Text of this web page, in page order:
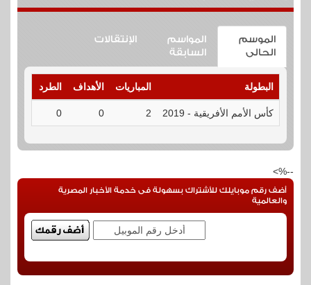
الموسم
الحالى
المواسم
السابقة
الإنتقالات
البطولة المباريات الأهداف الطرد
كأس الأمم الأفريقية - 2019 2
0
0
--%>
أضف رقم موبايلك للأشتراك بسهولة فى خدمة الأخبار المصرية
والعالمية